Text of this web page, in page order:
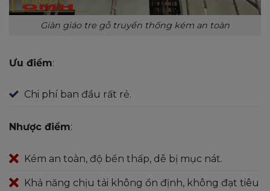
Giàn giáo tre gỗ truyền thống kém an toàn
Ưu điểm:
Chi phí ban đầu rất rẻ.
Nhược điểm:
Kém an toàn, độ bền thấp, dễ bị mục nát.
Khả năng chịu tải không ổn định, không đạt tiêu